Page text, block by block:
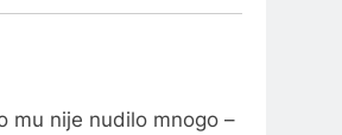
mu nije nudilo mnogo –